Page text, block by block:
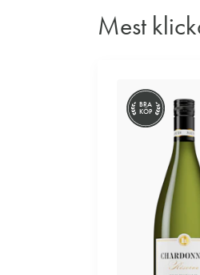
Mest
BRA
KÖP